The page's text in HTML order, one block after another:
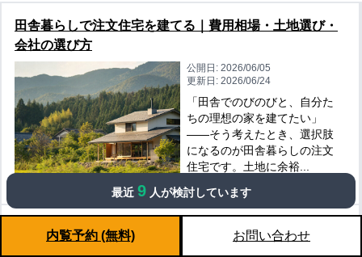
田舎暮らしで注文住宅を建てる｜費用相場・土地選び・
会社の選び方
公開日: 2026/06/05
更新日: 2026/06/24
「田舎でのびのびと、自分た
ちの理想の家を建てたい」
——そう考えたとき、選択肢
になるのが田舎暮らしの注文
住宅です。土地に余裕...
海沿いセカンドハウスの停電・防災対策｜ポータブル電
最近 9 人が検討しています
内覧予約 (無料) お問い合わせ